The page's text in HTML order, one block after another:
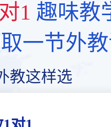
1 趣味教
一节外
教这样选